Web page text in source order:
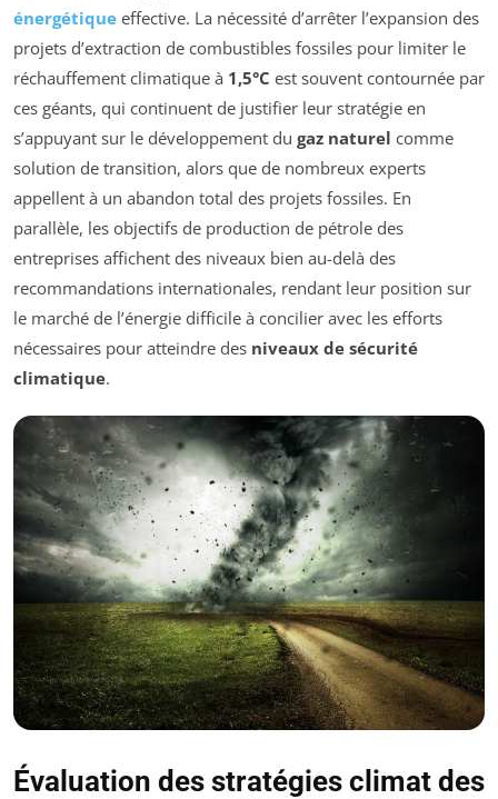
énergétique effective. La nécessité d’arrêter l’expansion des
projets d’extraction de combustibles fossiles pour limiter le
réchauffement climatique à 1,5°C est souvent contournée par
ces géants, qui continuent de justifier leur stratégie en
s’appuyant sur le développement du gaz naturel comme
solution de transition, alors que de nombreux experts
appellent à un abandon total des projets fossiles. En
parallèle, les objectifs de production de pétrole des
entreprises affichent des niveaux bien au-delà des
recommandations internationales, rendant leur position sur
le marché de l’énergie difficile à concilier avec les efforts
nécessaires pour atteindre des niveaux de sécurité
climatique.
Évaluation des stratégies climat des